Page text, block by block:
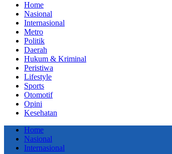
Home
Nasional
Internasional
Metro
Politik
Daerah
Hukum & Kriminal
Peristiwa
Lifestyle
Sports
Otomotif
Opini
Kesehatan
Home
Nasional
Internasional